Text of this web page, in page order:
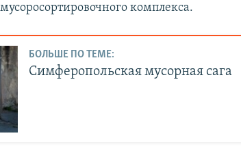
комплекса.
БОЛЬШЕ ПО ТЕМЕ:
Симферопольская мусорная сага